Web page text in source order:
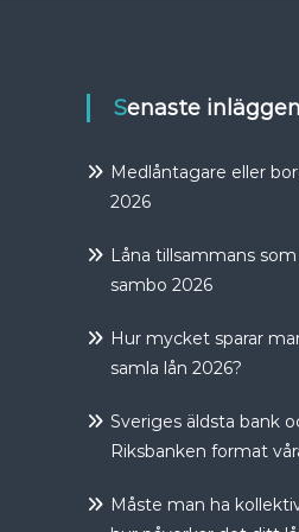
Senaste inläggen
Medlåntagare eller
2026
Låna tillsammans
sambo 2026
Hur mycket sparar
samla lån 2026?
Sveriges äldsta bank
Riksbanken format
Måste man ha